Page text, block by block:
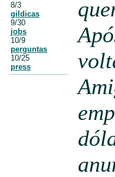
8/3
gildicas
9/30
jobs
10/9
perguntas
10/25
press